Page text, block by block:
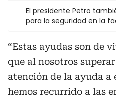
El presidente Petro
para la seguridad en la
“Estas ayudas son de
que al nosotros
atención de la ayuda a
hemos recurrido a las